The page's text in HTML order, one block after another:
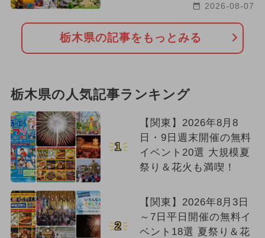
2026-08-07
栃木県の記事をもっとみる
栃木県の人気記事ランキング
1
【関東】2026年8月8
日・9日週末開催の無料
イベント20選 大規模夏
祭り＆花火も満喫！
2
【関東】2026年8月3日
～7日平日開催の無料イ
ベント18選 夏祭り＆花